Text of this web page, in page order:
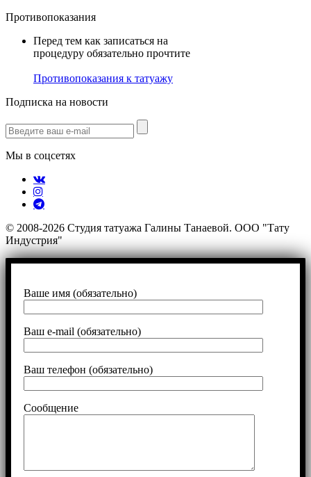
Противопоказания
Перед тем как записаться на
процедуру обязательно прочтите
Противопоказания к татуажу
Подписка на новости
Мы в соцсетях
© 2008-2026 Студия татуажа Галины Танаевой. ООО "Тату
Индустрия"
Ваше имя (обязательно)
Ваш e-mail (обязательно)
Ваш телефон (обязательно)
Сообщение